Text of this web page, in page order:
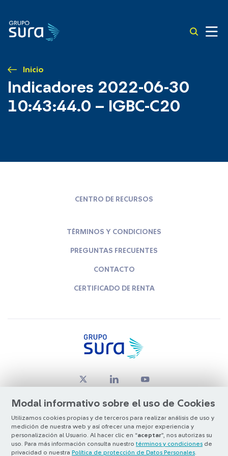
Inicio
Indicadores 2022-06-30
10:43:44.0 – IGBC-C20
Modal informativo sobre el uso de Cookies
Utilizamos cookies propias y de terceros para realizar análisis de uso y
medición de nuestra web y así ofrecer una mejor experiencia y
personalización al Usuario. Al hacer clic en “aceptar”, nos autorizas su
uso. Para más información consulta nuestro términos y condiciones de
privacidad o nuestra Política de protección de Datos Personales
CENTRO DE RECURSOS
TÉRMINOS Y CONDICIONES
PREGUNTAS FRECUENTES
CONTACTO
CERTIFICADO DE RENTA
© Copyright Grupo SURA 2026